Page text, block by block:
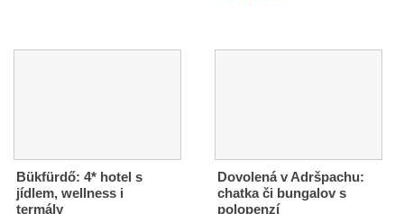
Bükfürdő: 4* hotel s
jídlem, wellness i
termály
Dovolená v Adršpachu:
chatka či bungalov s
polopenzí